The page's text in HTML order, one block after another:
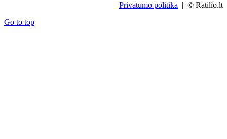
Privatumo politika | © Ratilio.lt
Go to top